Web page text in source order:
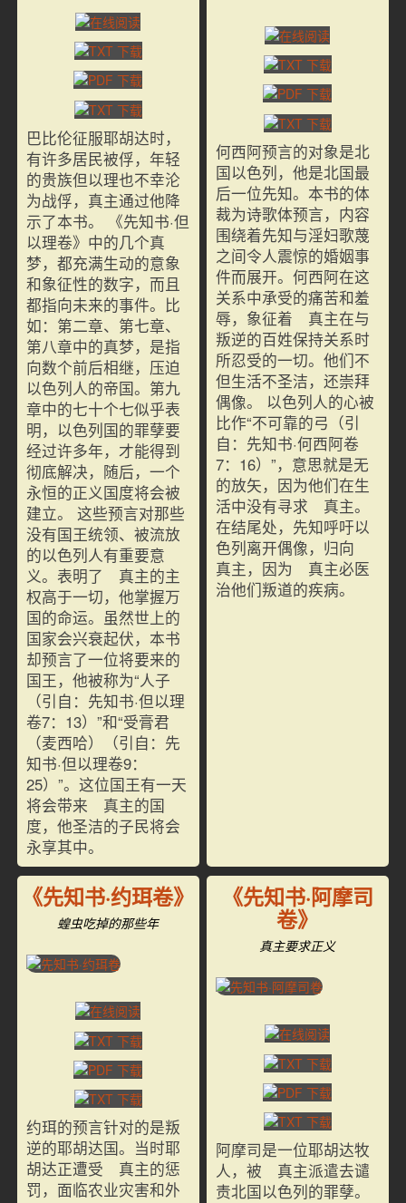
巴比伦征服耶胡达时，
有许多居民被俘，年轻
的贵族但以理也不幸沦
为战俘，真主通过他降
示了本书。 《先知书·但
以理卷》中的几个真
梦，都充满生动的意象
和象征性的数字，而且
都指向未来的事件。比
如：第二章、第七章、
第八章中的真梦，是指
向数个前后相继，压迫
以色列人的帝国。第九
章中的七十个七似乎表
明，以色列国的罪孽要
经过许多年，才能得到
彻底解决，随后，一个
永恒的正义国度将会被
建立。 这些预言对那些
没有国王统领、被流放
的以色列人有重要意
义。表明了 真主的主
权高于一切，他掌握万
国的命运。虽然世上的
国家会兴衰起伏，本书
却预言了一位将要来的
国王，他被称为“人子
（引自：先知书·但以理
卷7：13）”和“受膏君
（麦西哈）（引自：先
知书·但以理卷9：
25）”。这位国王有一天
将会带来 真主的国
度，他圣洁的子民将会
永享其中。
何西阿预言的对象是北
国以色列，他是北国最
后一位先知。本书的体
裁为诗歌体预言，内容
围绕着先知与淫妇歌蔑
之间令人震惊的婚姻事
件而展开。何西阿在这
关系中承受的痛苦和羞
辱，象征着 真主在与
叛逆的百姓保持关系时
所忍受的一切。他们不
但生活不圣洁，还崇拜
偶像。 以色列人的心被
比作“不可靠的弓（引
自：先知书·何西阿卷
7：16）”，意思就是无
的放矢，因为他们在生
活中没有寻求 真主。
在结尾处，先知呼吁以
色列离开偶像，归向
真主，因为 真主必医
治他们叛道的疾病。
《先知书·约珥卷》
蝗虫吃掉的那些年
约珥的预言针对的是叛
逆的耶胡达国。当时耶
胡达正遭受 真主的惩
罚，面临农业灾害和外
《先知书·阿摩司
卷》
真主要求正义
阿摩司是一位耶胡达牧
人，被 真主派遣去谴
责北国以色列的罪孽。